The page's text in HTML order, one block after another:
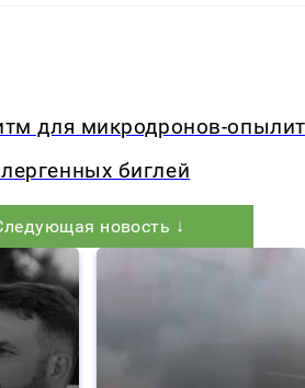
для микродронов-
биглей
новость ↓